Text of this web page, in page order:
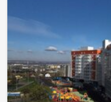
состоянии, что дает вам
Совмещенный санузел,
своему усмотрению. В шаговой
необходимые объекты
сады, клиники и магазины.
для семей с детьми и всех, кто
городских благ. Рассмотрим
использование мат капитала и
Полное юр сопровождение
ипотеки. Покажу в удобное для